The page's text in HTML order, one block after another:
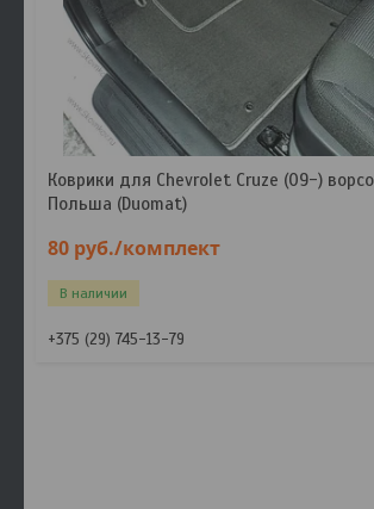
Коврики для Chevrolet Cruze (09-)
Польша (Duomat)
80 руб./комплект
В наличии
+375 (29) 745-13-79